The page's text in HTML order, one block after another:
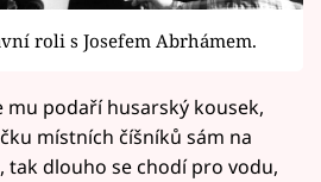
roli s Josefem Abrhámem.
mu podaří husarský kousek,
místních číšníků sám na
tak dlouho se chodí pro vodu,